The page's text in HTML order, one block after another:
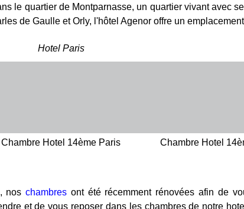
le quartier de Montparnasse, un quartier vivant avec
de Gaulle et Orly, l'hôtel Agenor offre un
Hotel Paris
Chambre Hotel 14ème Paris Chambre Hotel
noschambres ont été récemment rénovées afin de
et de vous reposer dans les chambres de notre